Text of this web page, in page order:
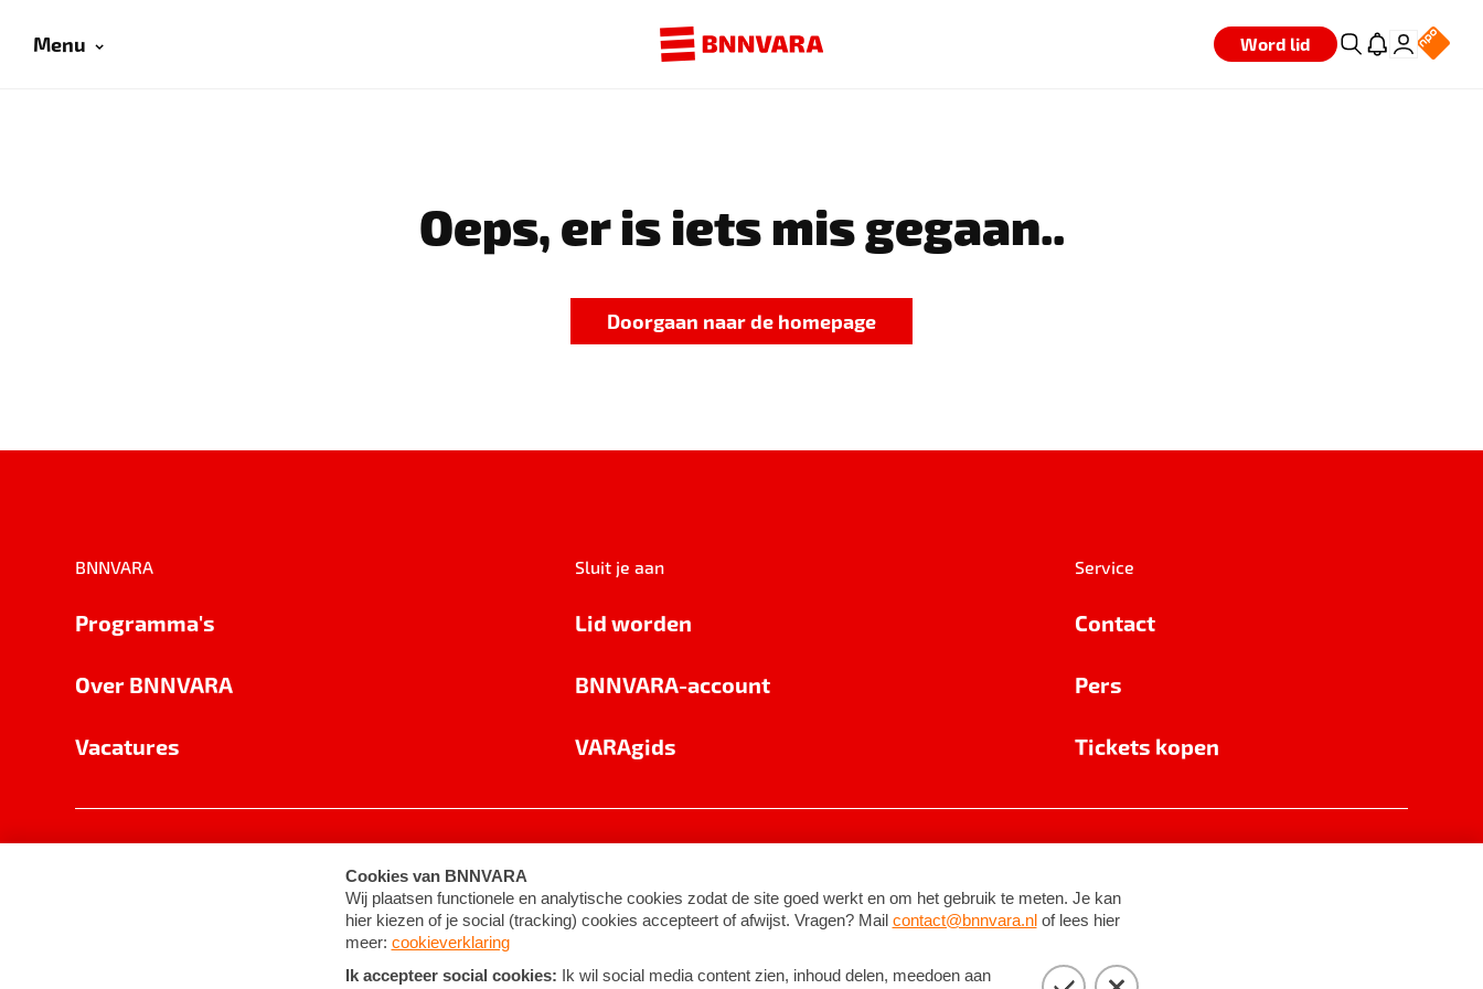
Menu Word lid
Oeps, er is iets mis gegaan..
Doorgaan naar de homepage
BNNVARA
Programma's
Over BNNVARA
Vacatures
Sluit je aan
Lid worden
BNNVARA-account
VARAgids
Service
Contact
Pers
Tickets kopen
Cookie-instellingen Algemene voorwaarden ©2026BNNVARA